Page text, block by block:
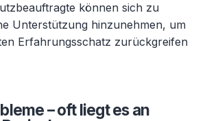
können sich zu
Unterstützung hinzunehmen, um
Erfahrungsschatz zurückgreifen
– oft liegt es an